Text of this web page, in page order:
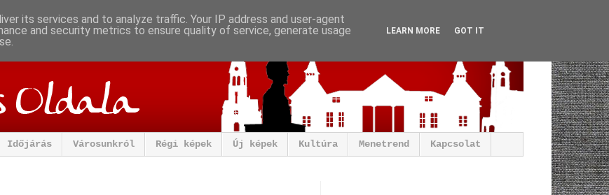
Időjárás Városunkról Régi képek Új képek Kultúra Menetrend Kapcsolat
its services and to analyze traffic. Your IP address and user-agent
and security metrics to ensure quality of service, generate usage
LEARN MORE GOT IT